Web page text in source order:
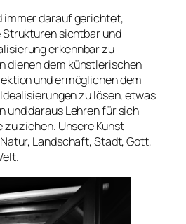
immer darauf gerichtet,
sichtbar und
erkennbar zu
dienen dem künstlerischen
und ermöglichen dem
zu lösen, etwas
und daraus Lehren für sich
ziehen. Unsere Kunst
Landschaft, Stadt, Gott,